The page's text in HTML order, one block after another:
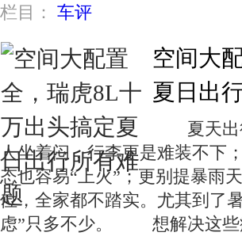
栏目： 车评
空间大
夏日出
夏天出
人坐着闷，行李更是难装不下
态也容易“上火”；更别提暴雨
位，全家都不踏实。尤其到了
虑”只多不少。 想解决这些